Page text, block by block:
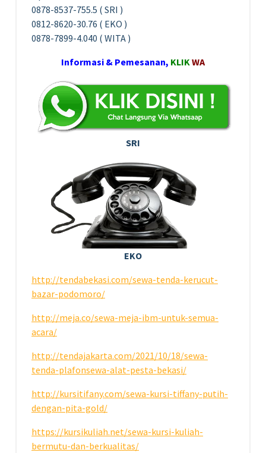
0878-8537-755.5 ( SRI )
0812-8620-30.76 ( EKO )
0878-7899-4.040 ( WITA )
Informasi & Pemesanan, KLIK WA
SRI
EKO
http://tendabekasi.com/sewa-tenda-kerucut-
bazar-podomoro/
http://meja.co/sewa-meja-ibm-untuk-semua-
acara/
http://tendajakarta.com/2021/10/18/sewa-
tenda-plafonsewa-alat-pesta-bekasi/
http://kursitifany.com/sewa-kursi-tiffany-putih-
dengan-pita-gold/
https://kursikuliah.net/sewa-kursi-kuliah-
bermutu-dan-berkualitas/